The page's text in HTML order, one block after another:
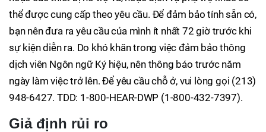
thể được cung cấp theo yêu cầu. Để đảm bảo tính sẵn có,
bạn nên đưa ra yêu cầu của mình ít nhất 72 giờ trước khi
sự kiện diễn ra. Do khó khăn trong việc đảm bảo thông
dịch viên Ngôn ngữ Ký hiệu, nên thông báo trước năm
ngày làm việc trở lên. Để yêu cầu chỗ ở, vui lòng gọi (213)
948-6427. TDD: 1-800-HEAR-DWP (1-800-432-7397).
Giả định rủi ro